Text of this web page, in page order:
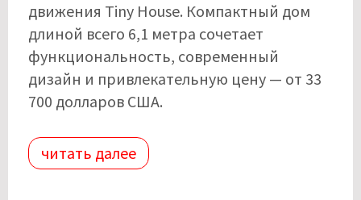
движения Tiny House. Компактный дом
длиной всего 6,1 метра сочетает
функциональность, современный
дизайн и привлекательную цену — от 33
700 долларов США.
читать далее